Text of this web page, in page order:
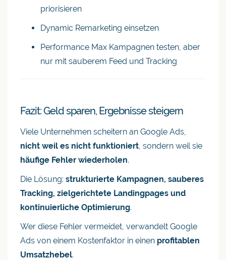
priorisieren
Dynamic Remarketing einsetzen
Performance Max Kampagnen testen, aber
nur mit sauberem Feed und Tracking
Fazit: Geld sparen, Ergebnisse steigern
Viele Unternehmen scheitern an Google Ads,
nicht weil es nicht funktioniert, sondern weil sie
häufige Fehler wiederholen.
Die Lösung: strukturierte Kampagnen, sauberes
Tracking, zielgerichtete Landingpages und
kontinuierliche Optimierung.
Wer diese Fehler vermeidet, verwandelt Google
Ads von einem Kostenfaktor in einen profitablen
Umsatzhebel.